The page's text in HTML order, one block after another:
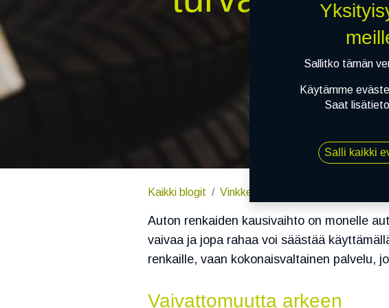
Kaikki blogit Vinkkejä autoilijoille
Auton renkaiden kausivaihto on monelle
vaivaa ja jopa rahaa voi säästää
renkaille, vaan kokonaisvaltainen palvelu,
Vaivattomuutta arkeen
Sallitko tämän
Käytämme
Saat
Salli kaikki